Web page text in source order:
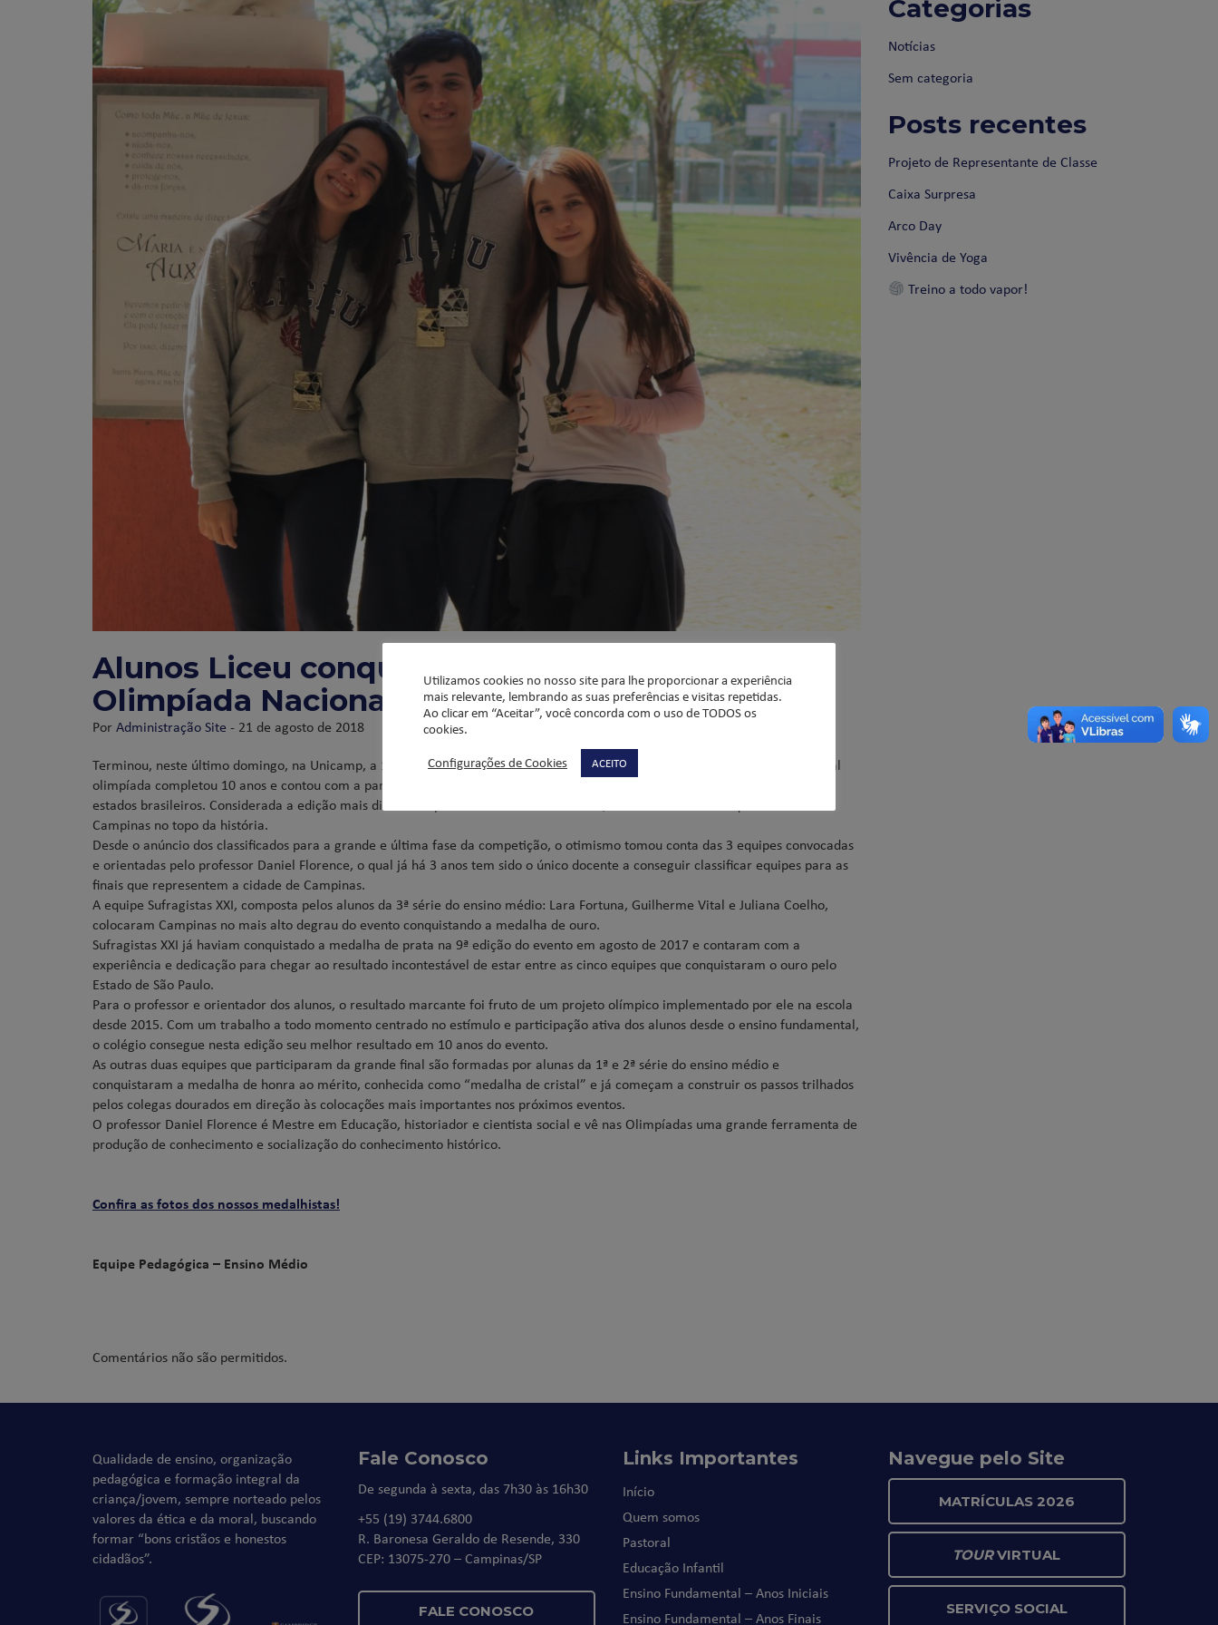
Alunos Liceu conquistam medalha de ouro na
Olimpíada Nacional em História do Brasil
PorAdministração Site - 21 de agosto de 2018
Terminou, neste último domingo, na Unicamp, a 10ª Edição da Olimpíada Nacional em História do Brasil (ONHB). A tradicional
olimpíada completou 10 anos e contou com a participação de 14,3 mil equipes e um total de 57,5 mil inscritos de todos os
estados brasileiros. Considerada a edição mais difícil e disputada da história do evento, foi o Liceu Salesiano quem colocou
Campinas no topo da história.
Desde o anúncio dos classificados para a grande e última fase da competição, o otimismo tomou conta das 3 equipes convocadas
e orientadas pelo professor Daniel Florence, o qual já há 3 anos tem sido o único docente a conseguir classificar equipes para as
finais que representem a cidade de Campinas.
A equipe Sufragistas XXI, composta pelos alunos da 3ª série do ensino médio: Lara Fortuna, Guilherme Vital e Juliana Coelho,
colocaram Campinas no mais alto degrau do evento conquistando a medalha de ouro.
Sufragistas XXI já haviam conquistado a medalha de prata na 9ª edição do evento em agosto de 2017 e contaram com a
experiência e dedicação para chegar ao resultado incontestável de estar entre as cinco equipes que conquistaram o ouro pelo
Estado de São Paulo.
Para o professor e orientador dos alunos, o resultado marcante foi fruto de um projeto olímpico implementado por ele na escola
desde 2015. Com um trabalho a todo momento centrado no estímulo e participação ativa dos alunos desde o ensino fundamental,
o colégio consegue nesta edição seu melhor resultado em 10 anos do evento.
As outras duas equipes que participaram da grande final são formadas por alunas da 1ª e 2ª série do ensino médio e
conquistaram a medalha de honra ao mérito, conhecida como “medalha de cristal” e já começam a construir os passos trilhados
pelos colegas dourados em direção às colocações mais importantes nos próximos eventos.
O professor Daniel Florence é Mestre em Educação, historiador e cientista social e vê nas Olimpíadas uma grande ferramenta de
produção de conhecimento e socialização do conhecimento histórico.
Confira as fotos dos nossos medalhistas!
Equipe Pedagógica – Ensino Médio
Comentários não são permitidos.
Categorias
Notícias
Sem categoria
Posts recentes
Projeto de Representante de Classe
Caixa Surpresa
Arco Day
Vivência de Yoga
Treino a todo vapor!
Qualidade de ensino, organização
pedagógica e formação integral da
criança/jovem, sempre norteado pelos
valores da ética e da moral, buscando
formar “bons cristãos e honestos
cidadãos”.
Fale Conosco
De segunda à sexta, das 7h30 às 16h30
+55 (19) 3744.6800
R. Baronesa Geraldo de Resende, 330
CEP: 13075-270 – Campinas/SP
FALE CONOSCO
Links Importantes
Início
Quem somos
Pastoral
Educação Infantil
Ensino Fundamental – Anos Iniciais
Ensino Fundamental – Anos Finais
Navegue pelo Site
MATRÍCULAS 2026
TOURVIRTUAL
SERVIÇO SOCIAL
Utilizamos cookies no nosso site para lhe proporcionar a experiência
mais relevante, lembrando as suas preferências e visitas repetidas.
Ao clicar em “Aceitar”, você concorda com o uso de TODOS os
cookies.
Configurações de Cookies
ACEITO